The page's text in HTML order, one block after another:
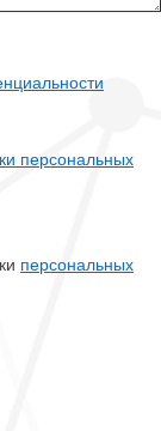
персональных
персональных